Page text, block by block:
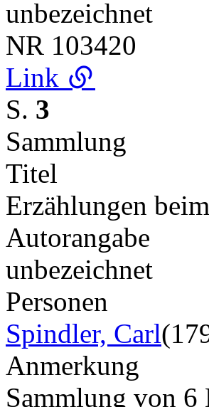
unbezeichnet
NR 103420
Link
S. 3
Sammlung
Titel
Erzählungen
Autorangabe
unbezeichnet
Personen
Spindler, Carl
Anmerkung
Sammlung von